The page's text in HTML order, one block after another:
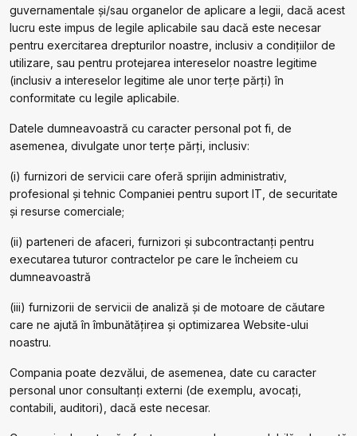
guvernamentale și/sau organelor de aplicare a legii, dacă acest
lucru este impus de legile aplicabile sau dacă este necesar
pentru exercitarea drepturilor noastre, inclusiv a condițiilor de
utilizare, sau pentru protejarea intereselor noastre legitime
(inclusiv a intereselor legitime ale unor terțe părți) în
conformitate cu legile aplicabile.
Datele dumneavoastră cu caracter personal pot fi, de
asemenea, divulgate unor terțe părți, inclusiv:
(i) furnizori de servicii care oferă sprijin administrativ,
profesional și tehnic Companiei pentru suport IT, de securitate
și resurse comerciale;
(ii) parteneri de afaceri, furnizori și subcontractanți pentru
executarea tuturor contractelor pe care le încheiem cu
dumneavoastră
(iii) furnizorii de servicii de analiză și de motoare de căutare
care ne ajută în îmbunătățirea și optimizarea Website-ului
noastru.
Compania poate dezvălui, de asemenea, date cu caracter
personal unor consultanți externi (de exemplu, avocați,
contabili, auditori), dacă este necesar.